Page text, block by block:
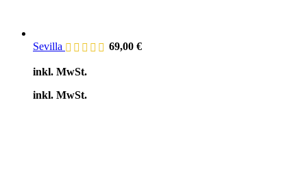
Sevilla 69,00 €
inkl. MwSt.
inkl. MwSt.